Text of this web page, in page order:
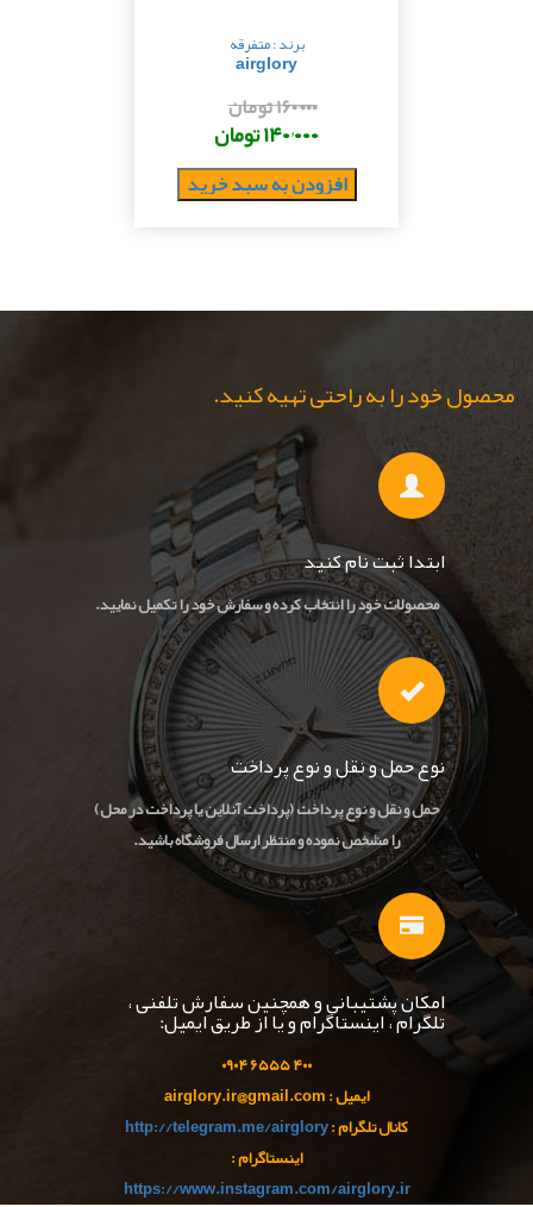
برند : متفرقه
airglory
۱۶۰٬۰۰۰ تومان
۱۴۰٬۰۰۰ تومان
افزودن به سبد خرید
محصول خود را به راحتی تهیه کنید.
ابتدا ثبت نام کنید
محصولات خود را انتخاب کرده و سفارش خود را تکمیل نمایید.
نوع حمل و نقل و نوع پرداخت
حمل و نقل و نوع پرداخت (پرداخت آنلاین یا پرداخت در محل)
را مشخص نموده و منتظر ارسال فروشگاه باشید.
امکان پشتیبانی و همچنین سفارش تلفنی ،
تلگرام ، اینستاگرام و یا از طریق ایمیل:
۴۰۰ ۶۵۵۵ ۰ ۹۰۴
ایمیل : airglory.ir@gmail.com
کانال تلگرام :http://telegram.me/airglory
اینستاگرام :
https://www.instagram.com/airglory.ir